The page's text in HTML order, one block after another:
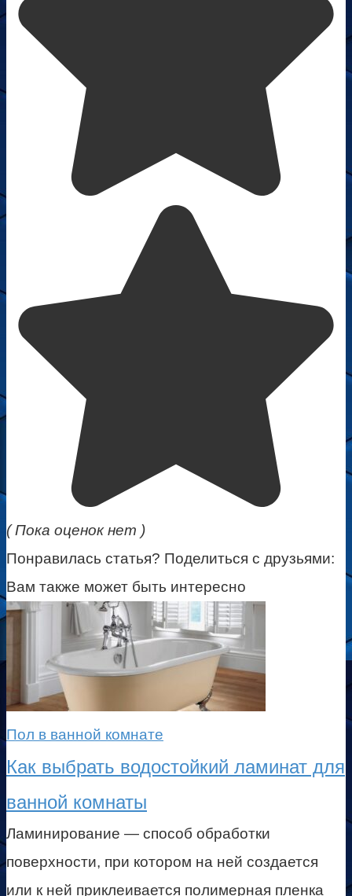
( Пока оценок нет )
Понравилась статья? Поделиться с друзьями:
Вам также может быть интересно
Пол в ванной комнате
Как выбрать водостойкий ламинат для
ванной комнаты
Ламинирование — способ обработки
поверхности, при котором на ней создается
или к ней приклеивается полимерная пленка